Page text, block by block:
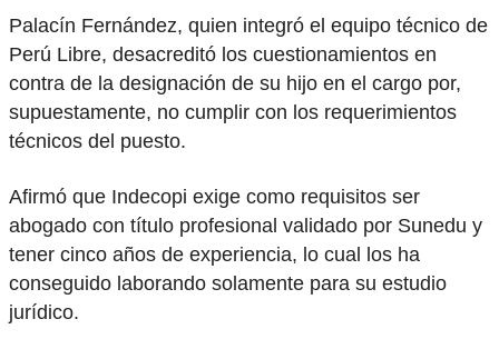
Palacín Fernández, quien integró el equipo técnico de
Perú Libre, desacreditó los cuestionamientos en
contra de la designación de su hijo en el cargo por,
supuestamente, no cumplir con los requerimientos
técnicos del puesto.
Afirmó que Indecopi exige como requisitos ser
abogado con título profesional validado por Sunedu y
tener cinco años de experiencia, lo cual los ha
conseguido laborando solamente para su estudio
jurídico.